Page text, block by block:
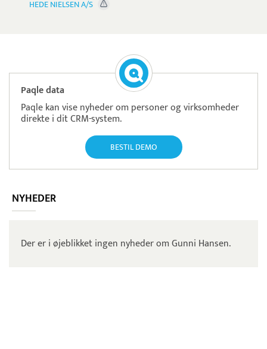
HEDE NIELSEN A/S
Paqle data
Paqle kan vise nyheder om personer og virksomheder
direkte i dit CRM-system.
BESTIL DEMO
NYHEDER
Der er i øjeblikket ingen nyheder om Gunni Hansen.